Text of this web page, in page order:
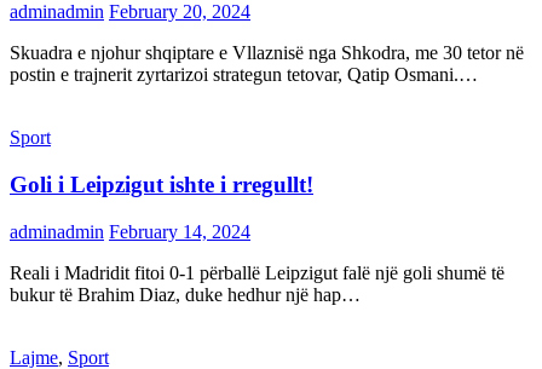
adminadmin February 20, 2024
Skuadra e njohur shqiptare e Vllaznisë nga Shkodra, me 30 tetor në
postin e trajnerit zyrtarizoi strategun tetovar, Qatip Osmani.…
Sport
Goli i Leipzigut ishte i rregullt!
adminadmin February 14, 2024
Reali i Madridit fitoi 0-1 përballë Leipzigut falë një goli shumë të
bukur të Brahim Diaz, duke hedhur një hap…
Lajme, Sport